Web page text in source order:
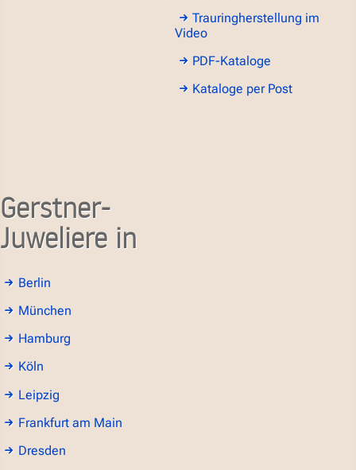
Trauringherstellung im
Video
PDF-Kataloge
Kataloge per Post
Gerstner-
Juweliere in
Berlin
München
Hamburg
Köln
Leipzig
Frankfurt am Main
Dresden